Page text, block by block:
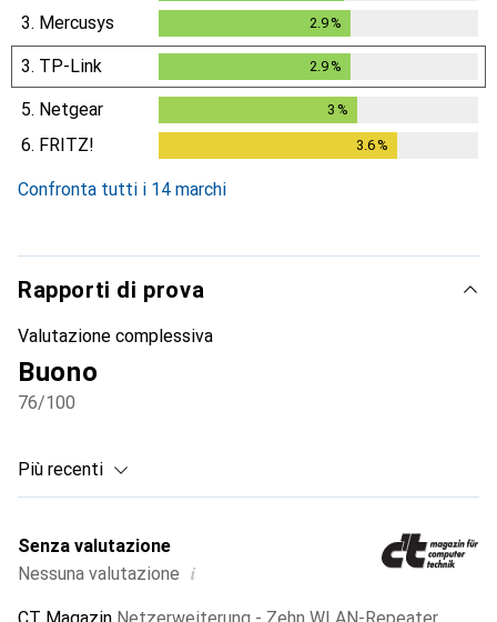
3. Mercusys 2.9%
3. TP-Link 2.9%
5. Netgear 3 %
6. FRITZ! 3.6%
Confronta tutti i 14 marchi
Rapporti di prova
Valutazione complessiva
Buono
76/100
Più recenti
Senza valutazione
Nessuna valutazione i